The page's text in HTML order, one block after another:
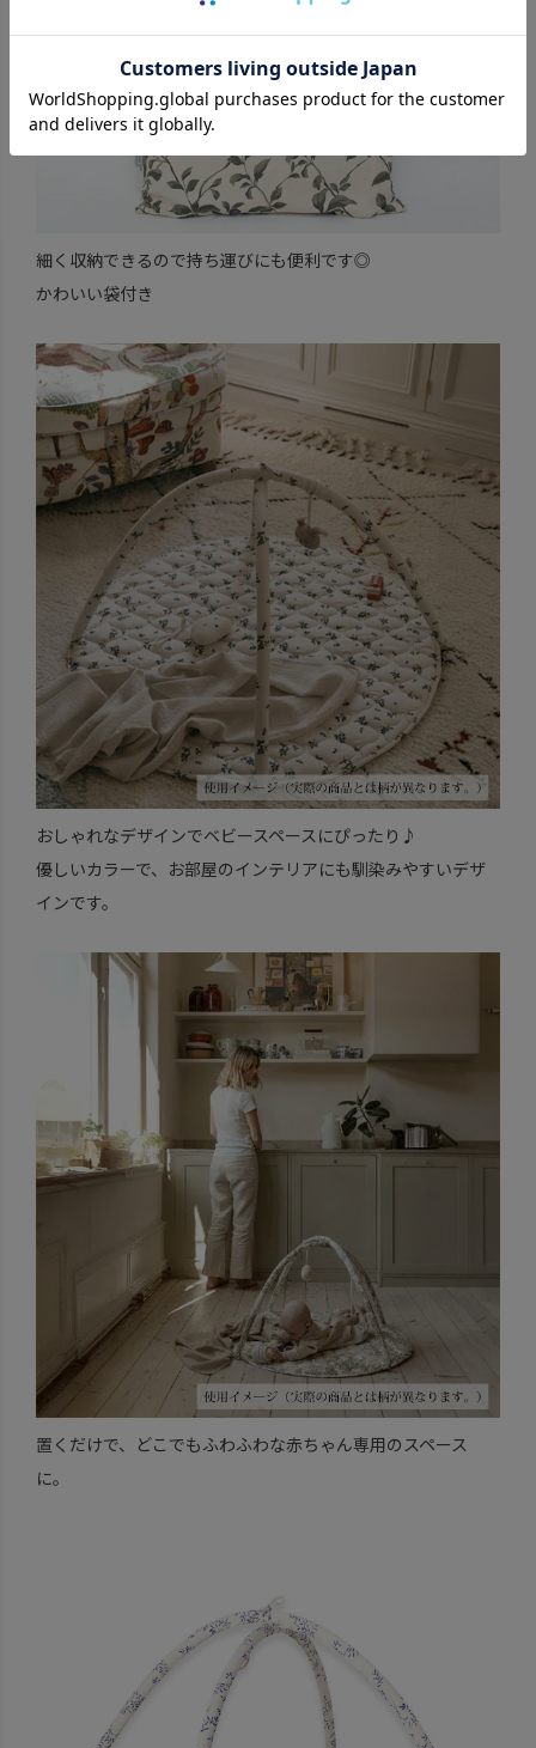
細く収納できるので持ち運びにも便利です◎
かわいい袋付き
おしゃれなデザインでベビースペースにぴったり♪
優しいカラーで、お部屋のインテリアにも馴染みやすいデザ
インです。
置くだけで、どこでもふわふわな赤ちゃん専用のスペース
に。